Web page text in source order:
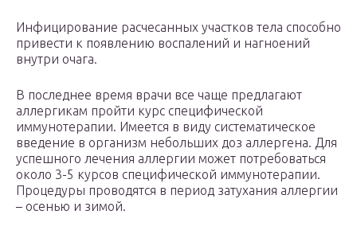
Инфицирование расчесанных участков тела способно
привести к появлению воспалений и нагноений
внутри очага.
В последнее время врачи все чаще предлагают
аллергикам пройти курс специфической
иммунотерапии. Имеется в виду систематическое
введение в организм небольших доз аллергена. Для
успешного лечения аллергии может потребоваться
около 3-5 курсов специфической иммунотерапии.
Процедуры проводятся в период затухания аллергии
– осенью и зимой.